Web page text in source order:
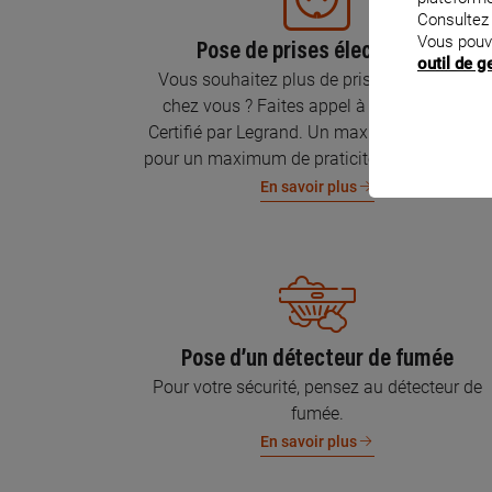
Pose de prises électriques
Vous souhaitez plus de prises électriques
chez vous ? Faites appel à un Électricien
Certifié par Legrand. Un maximum de prises
pour un maximum de praticité et de sécurité.
En savoir plus
Pose d’un détecteur de fumée
Pour votre sécurité, pensez au détecteur de
fumée.
En savoir plus
Vous
outil de